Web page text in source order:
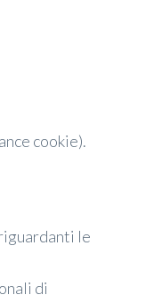
cookie).
le
di